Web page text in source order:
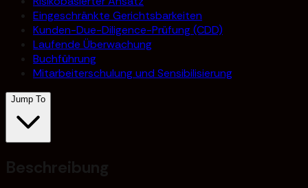
Eingeschränkte Gerichtsbarkeiten
Kunden-Due-Diligence-Prüfung (CDD)
Laufende Überwachung
Buchführung
Mitarbeiterschulung und Sensibilisierung
Jump To